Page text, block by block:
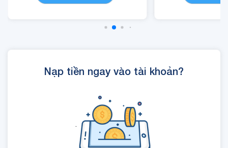
Nạp tiền ngay vào tài khoản?
.